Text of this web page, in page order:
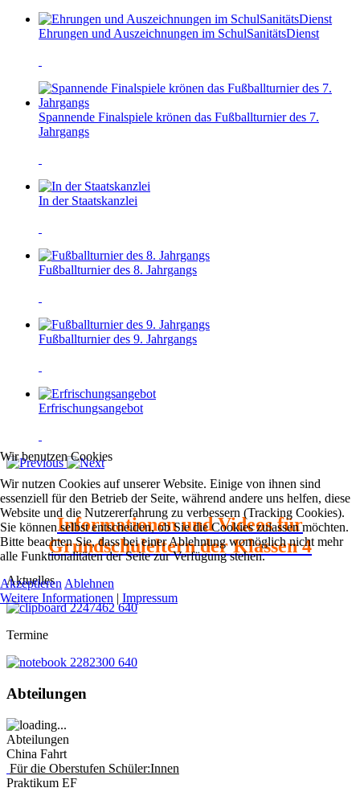
Ehrungen und Auszeichnungen im SchulSanitätsDienst
Spannende Finalspiele krönen das Fußballturnier des 7.
Jahrgangs
In der Staatskanzlei
Fußballturnier des 8. Jahrgangs
Fußballturnier des 9. Jahrgangs
Erfrischungsangebot
Informationen und Videos für
Grundschuleltern der Klassen 4
Aktuelles
Termine
Abteilungen
Abteilungen
China Fahrt
Für die Oberstufen Schüler:Innen
Praktikum EF
Wir benutzen Cookies
Wir nutzen Cookies auf unserer Website. Einige von ihnen sind
essenziell für den Betrieb der Seite, während andere uns helfen, diese
Website und die Nutzererfahrung zu verbessern (Tracking Cookies).
Sie können selbst entscheiden, ob Sie die Cookies zulassen möchten.
Bitte beachten Sie, dass bei einer Ablehnung womöglich nicht mehr
alle Funktionalitäten der Seite zur Verfügung stehen.
Akzeptieren Ablehnen
Weitere Informationen | Impressum